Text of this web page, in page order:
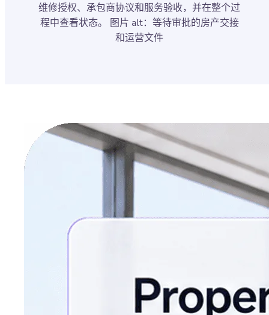
维修授权、承包商协议和服务验收，并在整个过
程中查看状态。 图片 alt：等待审批的房产交接
和运营文件